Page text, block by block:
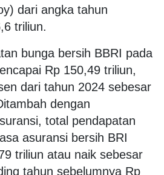
dari angka tahun
triliun.
bunga bersih BBRI pada
Rp 150,49 triliun,
dari tahun 2024 sebesar
dengan
total pendapatan
asuransi bersih BRI
triliun atau naik sebesar
tahun sebelumnya Rp